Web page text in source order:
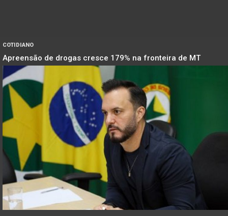
COTIDIANO
Apreensão de drogas cresce 179% na fronteira de MT